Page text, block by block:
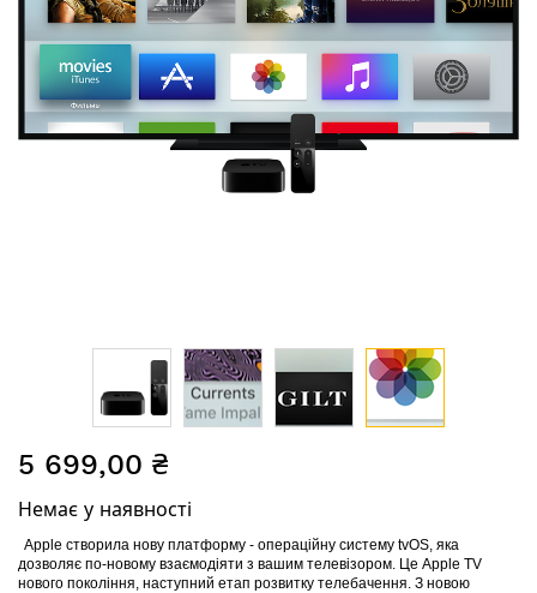
до
галереї
зображень
5 699,00 ₴
Немає у наявності
Apple створила нову платформу - операційну систему tvOS, яка
дозволяє по-новому взаємодіяти з вашим телевізором. Це Apple TV
нового покоління, наступний етап розвитку телебачення. З новою